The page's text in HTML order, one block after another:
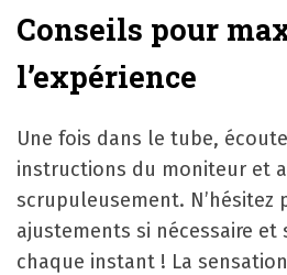
Conseils pour
l’expérience
Une fois dans le tube,
instructions du moniteur et
scrupuleusement. N’hésitez
ajustements si nécessaire
chaque instant ! La